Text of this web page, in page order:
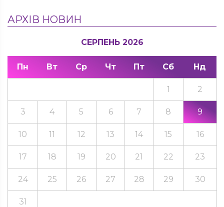
АРХІВ НОВИН
СЕРПЕНЬ 2026
Пн Вт Ср Чт Пт Сб Нд
1 2
3 4 5 6 7 8 9
10 11 12 13 14 15 16
17 18 19 20 21 22 23
24 25 26 27 28 29 30
31